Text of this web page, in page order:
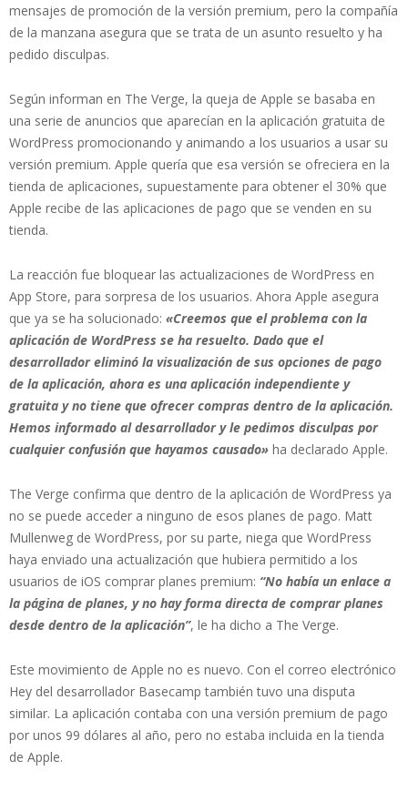
mensajes de promoción de la versión premium, pero la compañía
de la manzana asegura que se trata de un asunto resuelto y ha
pedido disculpas.
Según informan en The Verge, la queja de Apple se basaba en
una serie de anuncios que aparecían en la aplicación gratuita de
WordPress promocionando y animando a los usuarios a usar su
versión premium. Apple quería que esa versión se ofreciera en la
tienda de aplicaciones, supuestamente para obtener el 30% que
Apple recibe de las aplicaciones de pago que se venden en su
tienda.
La reacción fue bloquear las actualizaciones de WordPress en
App Store, para sorpresa de los usuarios. Ahora Apple asegura
que ya se ha solucionado: «Creemos que el problema con la
aplicación de WordPress se ha resuelto. Dado que el
desarrollador eliminó la visualización de sus opciones de pago
de la aplicación, ahora es una aplicación independiente y
gratuita y no tiene que ofrecer compras dentro de la aplicación.
Hemos informado al desarrollador y le pedimos disculpas por
cualquier confusión que hayamos causado» ha declarado Apple.
The Verge confirma que dentro de la aplicación de WordPress ya
no se puede acceder a ninguno de esos planes de pago. Matt
Mullenweg de WordPress, por su parte, niega que WordPress
haya enviado una actualización que hubiera permitido a los
usuarios de iOS comprar planes premium: “No había un enlace a
la página de planes, y no hay forma directa de comprar planes
desde dentro de la aplicación”, le ha dicho a The Verge.
Este movimiento de Apple no es nuevo. Con el correo electrónico
Hey del desarrollador Basecamp también tuvo una disputa
similar. La aplicación contaba con una versión premium de pago
por unos 99 dólares al año, pero no estaba incluida en la tienda
de Apple.